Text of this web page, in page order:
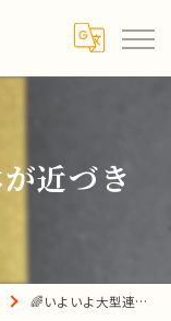
近づき
🌈いよいよ大型連休が近づき